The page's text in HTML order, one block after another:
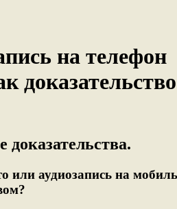
на телефон
или аудиозапись на